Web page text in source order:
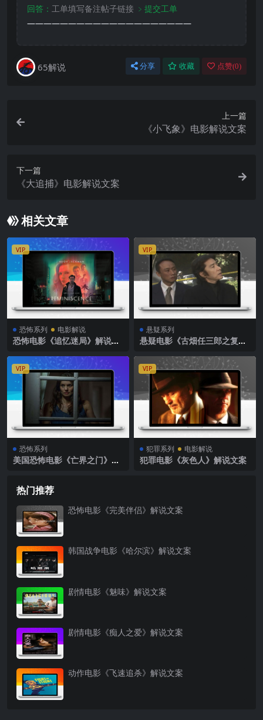
回答： 工单填写备注帖子链接 ﹥提交工单
————————————————————
65解说 分享 收藏 点赞(0)
上一篇
《小飞象》电影解说文案
下一篇
《大追捕》电影解说文案
相关文章
VIP
恐怖系列 电影解说
恐怖电影《追忆迷局》解说文
VIP
悬疑系列
悬疑电影《古畑任三郎之复苏
VIP
恐怖系列
美国恐怖电影《亡界之门》解
VIP
犯罪系列 电影解说
犯罪电影《灰色人》解说文案
热门推荐
恐怖电影《完美伴侣》解说文案
韩国战争电影《哈尔滨》解说文案
剧情电影《魅味》解说文案
剧情电影《痴人之爱》解说文案
动作电影《飞速追杀》解说文案